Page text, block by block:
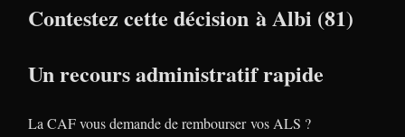
Contestez cette décision à Albi (81)
Un recours administratif rapide
La CAF vous demande de rembourser vos ALS ?